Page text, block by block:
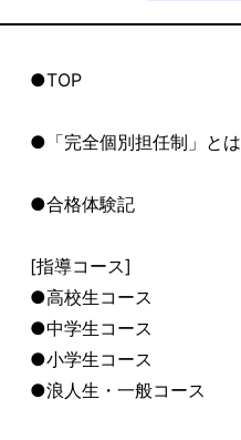
●TOP
●「完全個別担任制」とは
●合格体験記
[指導コース]
●高校生コース
●中学生コース
●小学生コース
●浪人生・一般コース